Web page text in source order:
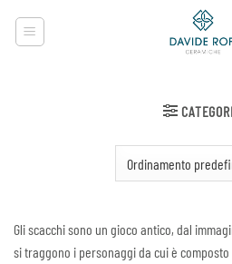
Gli scacchi sono un gioco antico, dal
si traggono i personaggi da cui è